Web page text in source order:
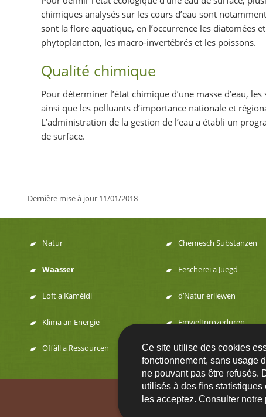
Ce site utilise des cookies
fonctionnement, sans usage
ne pouvant pas être refusés.
utilisés à des fins
les acceptez. Consulter notre
chimiques analysés sur les cours d’eau sont
sont la flore aquatique, en l’occurrence les diatomées
phytoplancton, les macro-invertébrés et les poissons.
Qualité chimique
Pour déterminer l’état chimique d’une masse d’eau,
ainsi que les polluants d’importance nationale et
L’administration de la gestion de l’eau a établi un
de surface.
Dernière mise à jour 11/01/2018
Menu
de
navigation
Natur
Waasser
Loft a Kaméidi
Klima an Energie
Offäll a Ressourcen
Chemesch Substanzen
Fëscherei a Juegd
d’Natur erliewen
Emweltprozeduren
Contact